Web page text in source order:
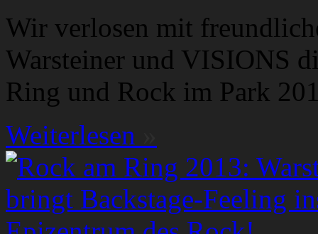
Wir verlosen mit
Warsteiner und VISIONS
Ring und Rock im Park
Weiterlesen